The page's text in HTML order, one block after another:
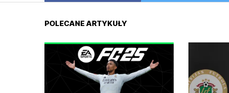
POLECANE ARTYKUŁY